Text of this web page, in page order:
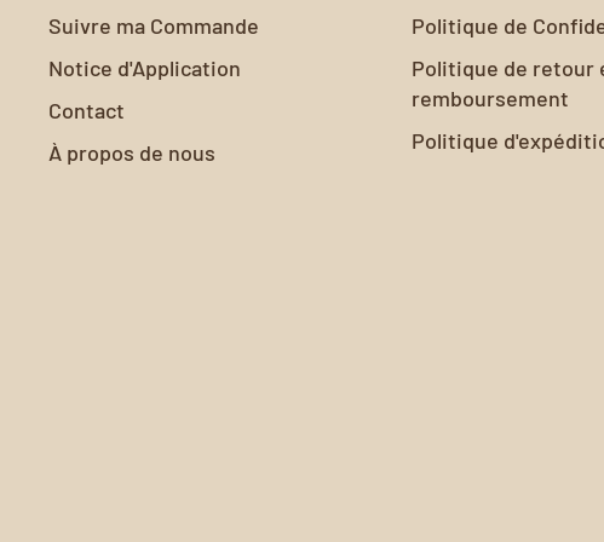
Suivre ma Commande
Notice d'Application
Contact
À propos de nous
Politique de
Politique de retour
remboursement
Politique